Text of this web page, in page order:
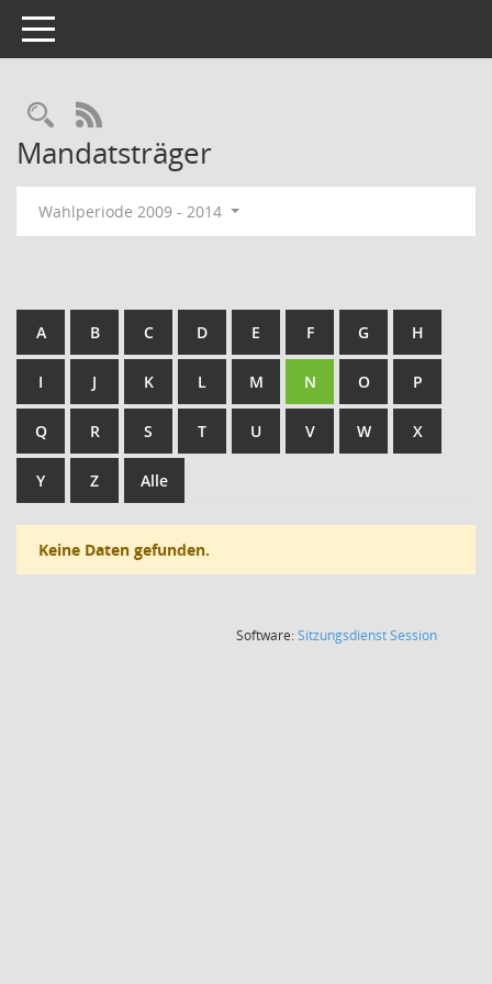
Toggle navigation
Rechercheauswahl
RSS-Feed
Mandatsträger
Wahlperiode 2009 - 2014
A B C D E F G H
I J K L M N O P
Q R S T U V W X
Y Z Alle
Keine Daten gefunden.
Software:SitzungsdienstSession(Wird in